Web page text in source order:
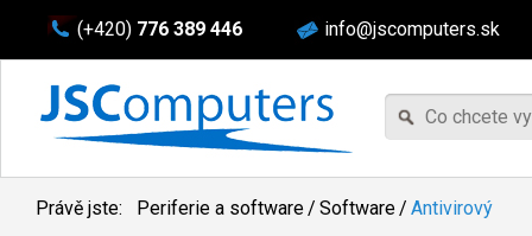
(+420) 776 389 446 info@jscomputers.sk
Právě jste: Periferie a software/ Software/ Antivirový